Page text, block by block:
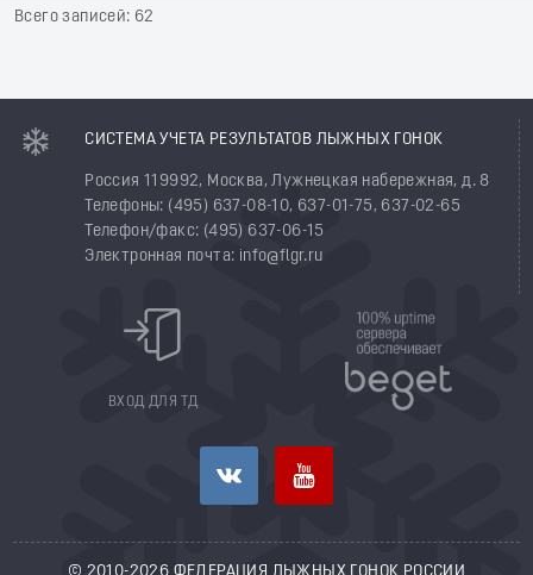
Всего записей: 62
СИСТЕМА УЧЕТА РЕЗУЛЬТАТОВ ЛЫЖНЫХ ГОНОК
Россия 119992, Москва, Лужнецкая набережная, д. 8
Телефоны: (495) 637-08-10, 637-01-75, 637-02-65
Телефон/факс: (495) 637-06-15
Электронная почта: info@flgr.ru
ВХОД ДЛЯ ТД